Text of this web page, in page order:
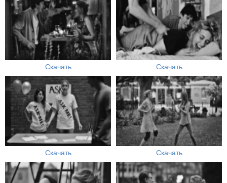
Скачать Скачать
Скачать Скачать